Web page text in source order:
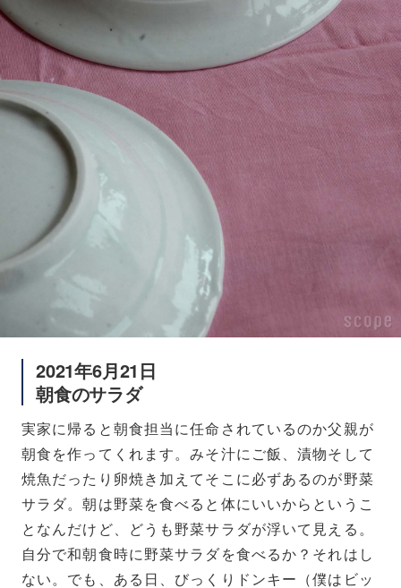
2021年6月21日
朝食のサラダ
実家に帰ると朝食担当に任命されているのか父親が
朝食を作ってくれます。みそ汁にご飯、漬物そして
焼魚だったり卵焼き加えてそこに必ずあるのが野菜
サラダ。朝は野菜を食べると体にいいからというこ
となんだけど、どうも野菜サラダが浮いて見える。
自分で和朝食時に野菜サラダを食べるか？それはし
ない。でも、ある日、びっくりドンキー（僕はビッ